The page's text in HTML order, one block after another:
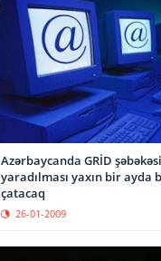
Azərbaycanda GRİD
yaradılması yaxın bir ayda
çatacaq
26-01-2009